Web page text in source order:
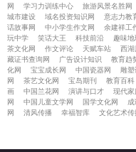
网
学习力训练中心 旅游风景名胜网
城市建设
域名投资知识网 意志力教
话故事网
中小学生作文网 余建祥工
玩中学
笑话大王 科技前沿 趣味地
茶文化网
作文评论 天赋车站 西湖
藏证书查询网
广告设计知识 教育趋
化网
宝宝成长网 中国瓷器网 雕
网
茶艺文化网 宝岛期刊 教育百科
画
中国兰花网 演讲与口才 现代家
网
中国儿童文学网 国学文化网
网
清风传播 幸福智库 文化艺术传